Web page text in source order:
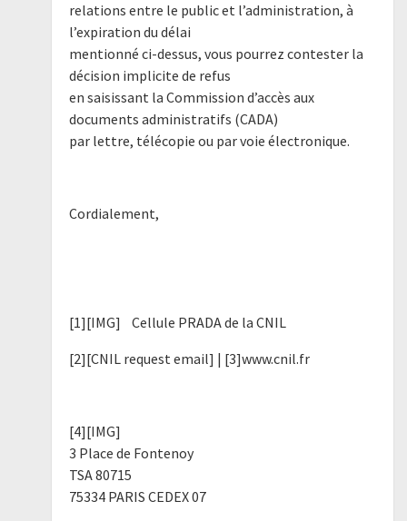
relations entre le public et l’administration, à
l’expiration du délai
mentionné ci-dessus, vous pourrez contester la
décision implicite de refus
en saisissant la Commission d’accès aux
documents administratifs (CADA)
par lettre, télécopie ou par voie électronique.
Cordialement,
[1][IMG] Cellule PRADA de la CNIL
[2][CNIL request email] | [3]www.cnil.fr
[4][IMG]
3 Place de Fontenoy
TSA 80715
75334 PARIS CEDEX 07